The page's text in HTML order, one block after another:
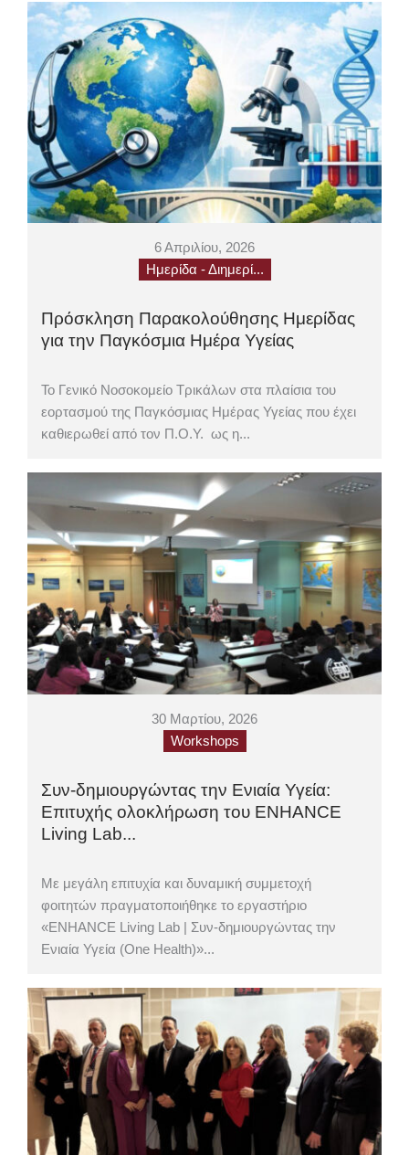
6 Απριλίου, 2026
Ημερίδα - Διημερί...
Πρόσκληση Παρακολούθησης Ημερίδας
για την Παγκόσμια Ημέρα Υγείας
Το Γενικό Νοσοκομείο Τρικάλων στα πλαίσια του
εορτασμού της Παγκόσμιας Ημέρας Υγείας που έχει
καθιερωθεί από τον Π.Ο.Υ. ως η...
30 Μαρτίου, 2026
Workshops
Συν-δημιουργώντας την Ενιαία Υγεία:
Επιτυχής ολοκλήρωση του ENHANCE
Living Lab...
Με μεγάλη επιτυχία και δυναμική συμμετοχή
φοιτητών πραγματοποιήθηκε το εργαστήριο
«ENHANCE Living Lab | Συν-δημιουργώντας την
Ενιαία Υγεία (One Health)»...